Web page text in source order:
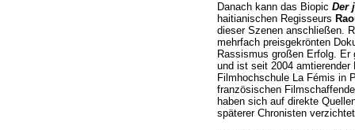
Danach kann das Biopic Der
haitianischen Regisseurs
dieser Szenen anschließen.
mehrfach preisgekrönten
Rassismus großen Erfolg. Er
und ist seit 2004 amtierender
Filmhochschule La Fémis in
französischen
haben sich auf direkte
späterer Chronisten